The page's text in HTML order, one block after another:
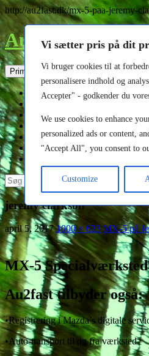
Vi sætter pris på dit
Vi bruger cookies til at
personalisere indhold og
Accepter" - godkender du
We use cookies to enhance
personalized ads or content,
"Accept All", you consent to
Customize
http://au2fast.dk/mx-5-paa-jeremy-
Au2fast
SøgPrimær menu Hop
til
indhold
Forside
MX-5 til salg
Om os
Galleri
MX-5 Reservedele
Søg
efter:
jeremy clarkson
april 5, 2017 1000 × 623 MX-5 på
MX-5 Specialværksted
Au2fast tilbyder også:
•Registrering i Mazda’s digitale
•Auto-transport til og fra værksted